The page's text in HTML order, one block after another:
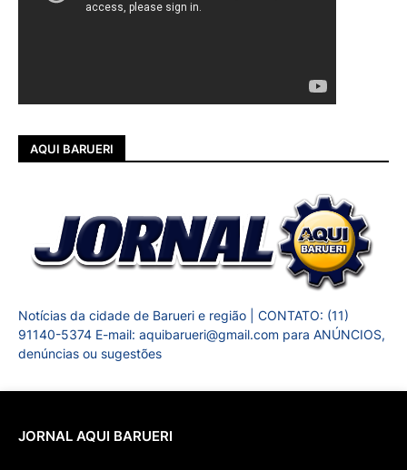
AQUI BARUERI
Notícias da cidade de Barueri e região | CONTATO: (11)
91140-5374 E-mail: aquibarueri@gmail.com para ANÚNCIOS,
denúncias ou sugestões
JORNAL AQUI BARUERI